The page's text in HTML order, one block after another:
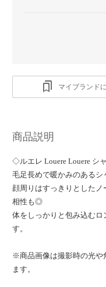
マイブランド
商品説明
◇ルエレ Louere Louere シ
毛足長めで暖かみのあるシ
顔周りはすっきりとした
相性も◎
体をしっかりと包み込む
す。
※商品画像は撮影時の光や
ます。